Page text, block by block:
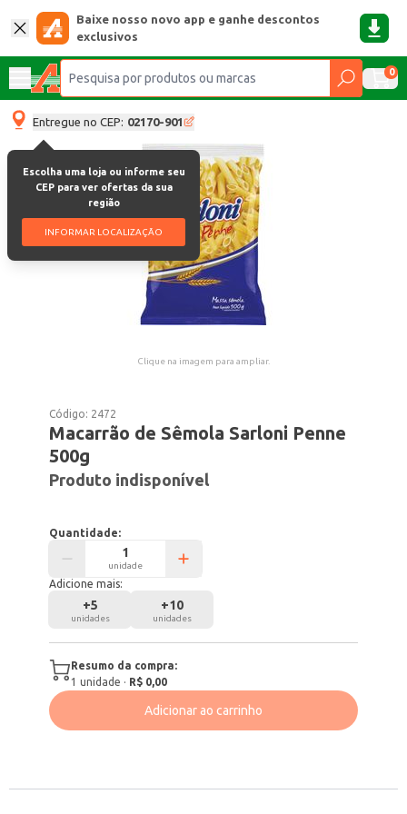
Baixe nosso novo app e ganhe descontos
exclusivos
0
Entregue no CEP: 02170-901
Escolha uma loja ou informe seu
CEP para ver ofertas da sua
região
INFORMAR LOCALIZAÇÃO
Clique na imagem para ampliar.
Código: 2472
Macarrão de Sêmola Sarloni Penne
500g
Produto indisponível
Quantidade:
unidade
Adicione mais:
+5
unidades
+10
unidades
Resumo da compra:
1 unidade · R$ 0,00
Adicionar ao carrinho